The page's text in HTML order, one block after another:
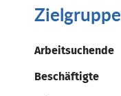
Zielgruppe
Arbeitsuchende
Beschäftigte